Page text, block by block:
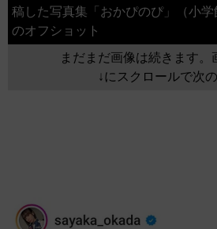
稿した写真集「おかぴのぴ」（小学
のオフショット
まだまだ画像は続きます。
↓にスクロールで次